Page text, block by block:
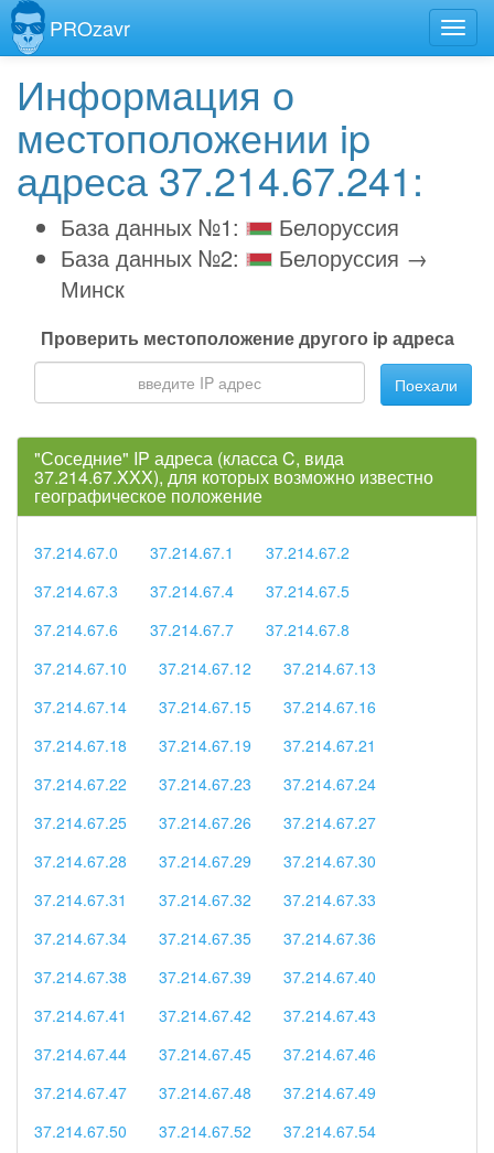
PROzavr
Информация о
местоположении ip
адреса 37.214.67.241:
База данных №1:
Белоруссия
База данных №2:
Белоруссия →
Минск
Проверить местоположение другого ip адреса
Поехали
"Соседние" IP адреса (класса C, вида
37.214.67.XXX), для которых возможно известно
географическое положение
37.214.67.0 37.214.67.1
37.214.67.2
37.214.67.3
37.214.67.4
37.214.67.5
37.214.67.6
37.214.67.7
37.214.67.8
37.214.67.10
37.214.67.12
37.214.67.13
37.214.67.14
37.214.67.15
37.214.67.16
37.214.67.18
37.214.67.19
37.214.67.21
37.214.67.22
37.214.67.23
37.214.67.24
37.214.67.25
37.214.67.26
37.214.67.27
37.214.67.28
37.214.67.29
37.214.67.30
37.214.67.31
37.214.67.32
37.214.67.33
37.214.67.34
37.214.67.35
37.214.67.36
37.214.67.38
37.214.67.39
37.214.67.40
37.214.67.41
37.214.67.42
37.214.67.43
37.214.67.44
37.214.67.45
37.214.67.46
37.214.67.47
37.214.67.48
37.214.67.49
37.214.67.50
37.214.67.52
37.214.67.54